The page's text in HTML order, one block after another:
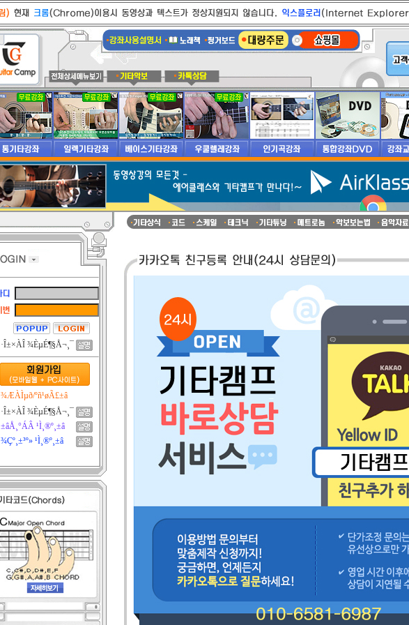
·Î±×ÀÎ ¾ÈµÉ¶§Å¬¸¯
¾ÆÀÌµð/ºñ¹øÃ£±â
·Î±×ÀÎ ¾ÈµÉ¶§Å¬¸¯
±âÅ¸°­ÁÂ ¹Ì¸®º¸±â
¾Çº¸±³º» ¹Ì¸®º¸±â